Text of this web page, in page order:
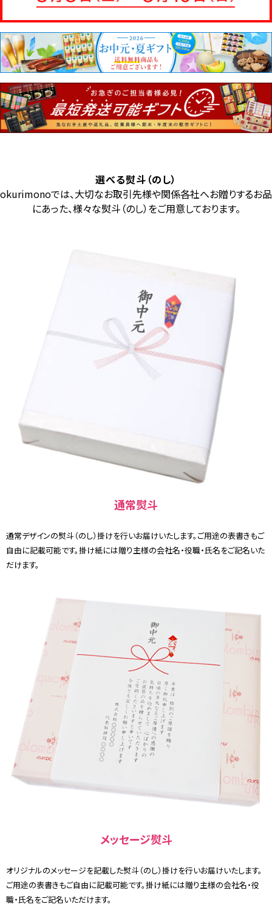
選べる熨斗（のし）
okurimonoでは、大切なお取引先様や関係各社へお贈りするお品
にあった、様々な熨斗（のし）をご用意しております。
通常熨斗
通常デザインの熨斗（のし）掛けを行いお届けいたします。ご用途の表書きもご
自由に記載可能です。掛け紙には贈り主様の会社名・役職・氏名をご記名いた
だけます。
メッセージ熨斗
オリジナルのメッセージを記載した熨斗（のし）掛けを行いお届けいたします。
ご用途の表書きもご自由に記載可能です。掛け紙には贈り主様の会社名・役
職・氏名をご記名いただけます。